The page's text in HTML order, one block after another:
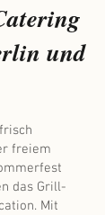
und
freiem
das Grill-
Mit